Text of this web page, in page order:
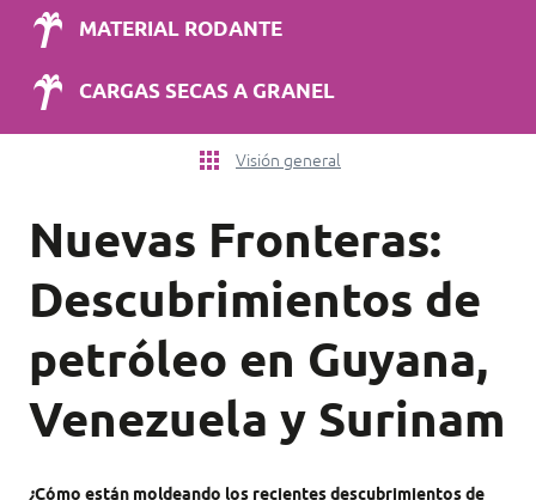
MATERIAL RODANTE
CARGAS SECAS A GRANEL
Visión general
Nuevas Fronteras:
Descubrimientos de
petróleo en Guyana,
Venezuela y Surinam